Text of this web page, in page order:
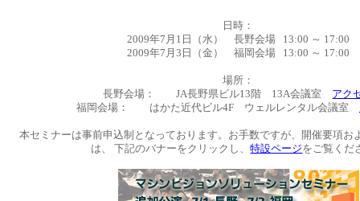
日時：
2009年7月1日（水） 長野会場 13:00 ～ 17:00
2009年7月3日（金） 福岡会場 13:00 ～ 17:00
場所：
長野会場： JA長野県ビル13階 13A会議室 アク
福岡会場： はかた近代ビル4F ウェルレンタル会議室
本セミナーは事前申込制となっております。お手数ですが、 開催要項お
は、 下記のバナーをクリックし、特設ページをご覧くだ